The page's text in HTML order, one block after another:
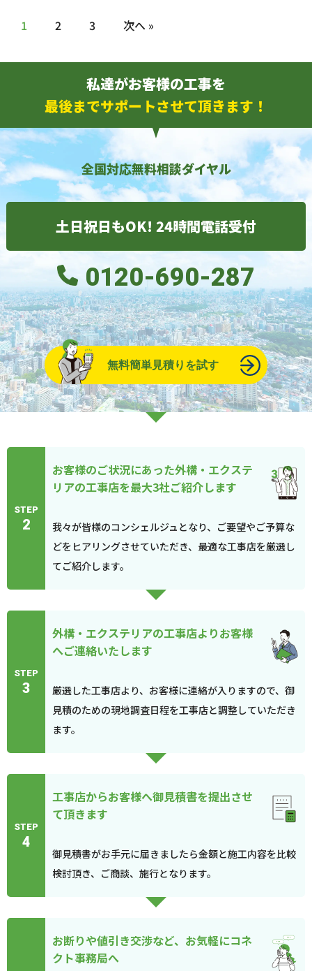
1 2 3 次へ »
私達がお客様の工事を
最後までサポートさせて頂きます！
全国対応無料相談ダイヤル
土日祝日もOK! 24時間電話受付
0120-690-287
無料簡単見積りを試す
STEP
2
お客様のご状況にあった外構・エクステ
リアの工事店を最大3社ご紹介します
我々が皆様のコンシェルジュとなり、ご要望やご予算な
どをヒアリングさせていただき、最適な工事店を厳選し
てご紹介します。
STEP
3
外構・エクステリアの工事店よりお客様
へご連絡いたします
厳選した工事店より、お客様に連絡が入りますので、御
見積のための現地調査日程を工事店と調整していただき
ます。
STEP
4
工事店からお客様へ御見積書を提出させ
て頂きます
御見積書がお手元に届きましたら金額と施工内容を比較
検討頂き、ご商談、施行となります。
お断りや値引き交渉など、お気軽にコネ
クト事務局へ